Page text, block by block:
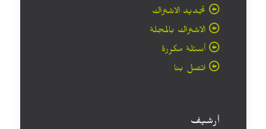
تجديد الاشتراك
الاشتراك بالمجلة
أسئلة مكررة
اتصل بنا
أرشيف